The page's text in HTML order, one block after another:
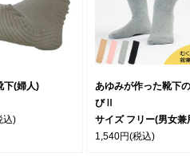
下(婦人)
込)
あゆみが作った靴下
びⅡ
サイズ フリー(男女兼
1,540円(税込)